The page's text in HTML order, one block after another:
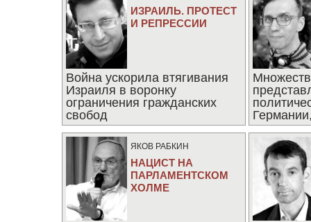
ИЗРАИЛЬ. ПРОТЕСТ
И РЕПРЕССИИ
Война ускорила втягивания
Израиля в воронку
ограничения гражданских
свобод
ЯКОВ РАБКИН
НАЦИСТ НА
ПАРЛАМЕНТСКОМ
ХОЛМЕ